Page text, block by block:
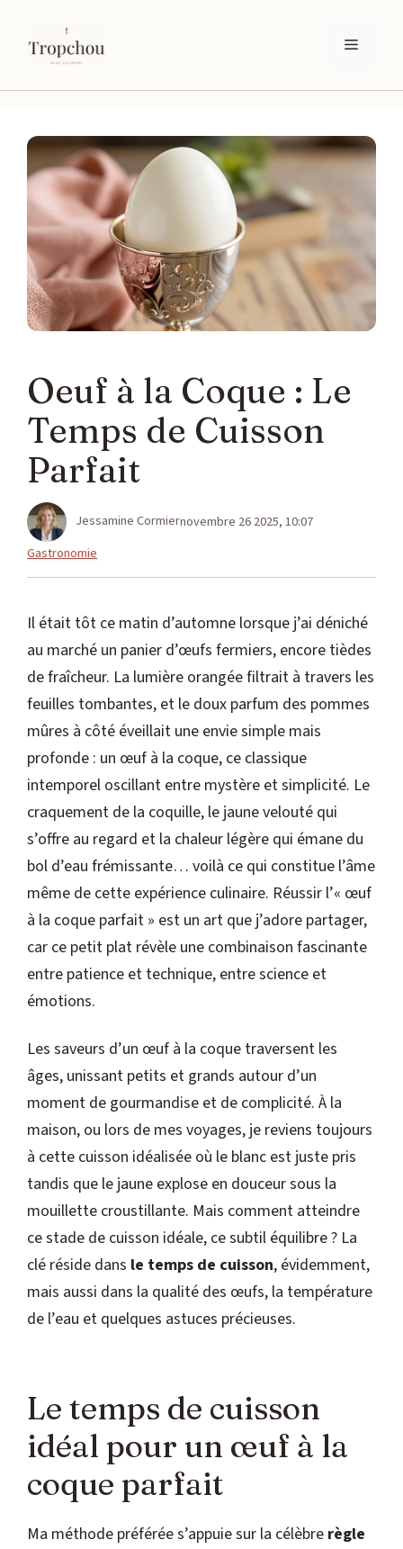
contenu
Menu
Oeuf à la Coque : Le
Temps de Cuisson
Parfait
Jessamine Cormiernovembre 26 2025, 10:07
Catégories
Gastronomie
Il était tôt ce matin d’automne lorsque j’ai déniché
au marché un panier d’œufs fermiers, encore tièdes
de fraîcheur. La lumière orangée filtrait à travers les
feuilles tombantes, et le doux parfum des pommes
mûres à côté éveillait une envie simple mais
profonde : un œuf à la coque, ce classique
intemporel oscillant entre mystère et simplicité. Le
craquement de la coquille, le jaune velouté qui
s’offre au regard et la chaleur légère qui émane du
bol d’eau frémissante… voilà ce qui constitue l’âme
même de cette expérience culinaire. Réussir l’« œuf
à la coque parfait » est un art que j’adore partager,
car ce petit plat révèle une combinaison fascinante
entre patience et technique, entre science et
émotions.
Les saveurs d’un œuf à la coque traversent les
âges, unissant petits et grands autour d’un
moment de gourmandise et de complicité. À la
maison, ou lors de mes voyages, je reviens toujours
à cette cuisson idéalisée où le blanc est juste pris
tandis que le jaune explose en douceur sous la
mouillette croustillante. Mais comment atteindre
ce stade de cuisson idéale, ce subtil équilibre ? La
clé réside dans le temps de cuisson, évidemment,
mais aussi dans la qualité des œufs, la température
de l’eau et quelques astuces précieuses.
Le temps de cuisson
idéal pour un œuf à la
coque parfait
Ma méthode préférée s’appuie sur la célèbre règle